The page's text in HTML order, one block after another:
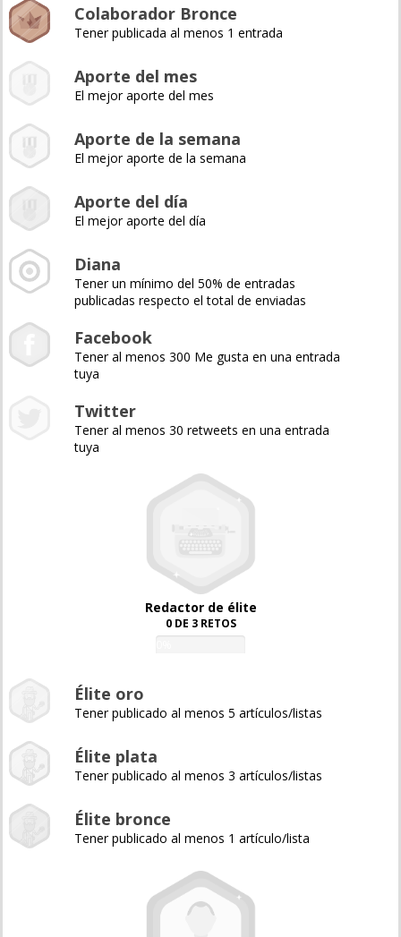
Colaborador Bronce
Tener publicada al menos 1 entrada
Aporte del mes
El mejor aporte del mes
Aporte de la semana
El mejor aporte de la semana
Aporte del día
El mejor aporte del día
Diana
Tener un mínimo del 50% de entradas
publicadas respecto el total de enviadas
Facebook
Tener al menos 300 Me gusta en una entrada
tuya
Twitter
Tener al menos 30 retweets en una entrada
tuya
Redactor de élite
0 DE 3 RETOS
Élite oro
Tener publicado al menos 5 artículos/listas
Élite plata
Tener publicado al menos 3 artículos/listas
Élite bronce
Tener publicado al menos 1 artículo/lista